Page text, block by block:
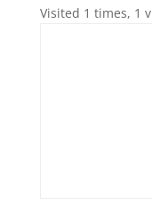
Visited 1 times, 1